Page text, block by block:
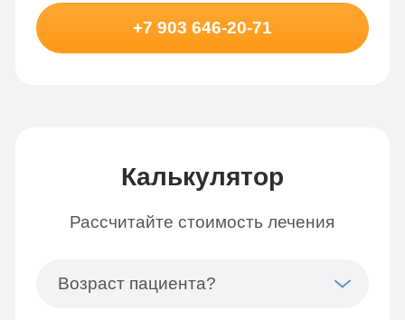
+7 903 646-20-71
Калькулятор
Рассчитайте стоимость лечения
Возраст пациента?